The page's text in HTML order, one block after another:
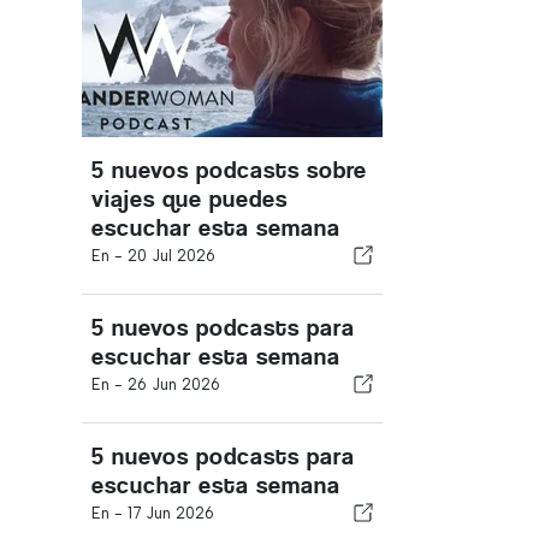
5 nuevos podcasts sobre
viajes que puedes
escuchar esta semana
En - 20 Jul 2026
5 nuevos podcasts para
escuchar esta semana
En - 26 Jun 2026
5 nuevos podcasts para
escuchar esta semana
En - 17 Jun 2026